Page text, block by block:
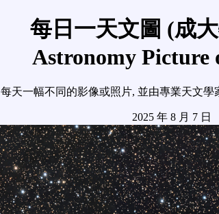
每日一天文圖 (成
Astronomy Picture
每天一幅不同的影像或照片, 並由專業天文學
2025 年 8 月 7 日